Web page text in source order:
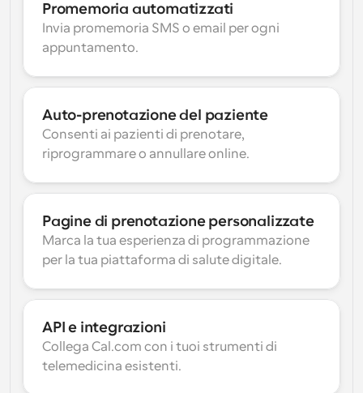
Promemoria automatizzati
Invia promemoria SMS o email per ogni
appuntamento.
Auto-prenotazione del paziente
Consenti ai pazienti di prenotare,
riprogrammare o annullare online.
Pagine di prenotazione personalizzate
Marca la tua esperienza di programmazione
per la tua piattaforma di salute digitale.
API e integrazioni
Collega Cal.com con i tuoi strumenti di
telemedicina esistenti.